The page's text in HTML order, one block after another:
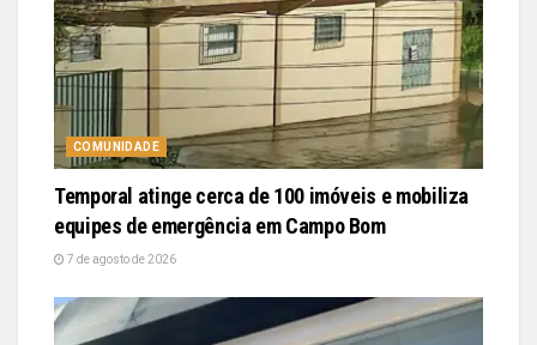
COMUNIDADE
Temporal atinge cerca de 100 imóveis e mobiliza
equipes de emergência em Campo Bom
7 de agosto de 2026